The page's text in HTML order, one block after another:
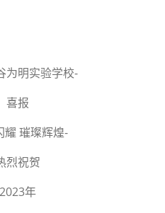
为明实验学校-
喜报
耀 璀璨辉煌-
烈祝贺
2023年